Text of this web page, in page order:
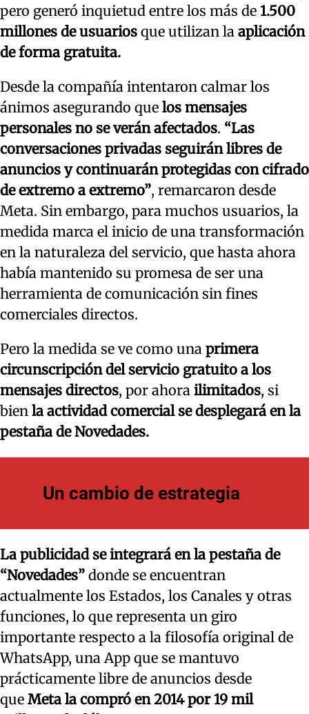
pero generó inquietud entre los más de 1.500
millones de usuarios que utilizan la aplicación
de forma gratuita.
Desde la compañía intentaron calmar los
ánimos asegurando que los mensajes
personales no se verán afectados. “Las
conversaciones privadas seguirán libres de
anuncios y continuarán protegidas con cifrado
de extremo a extremo”, remarcaron desde
Meta. Sin embargo, para muchos usuarios, la
medida marca el inicio de una transformación
en la naturaleza del servicio, que hasta ahora
había mantenido su promesa de ser una
herramienta de comunicación sin fines
comerciales directos.
Pero la medida se ve como una primera
circunscripción del servicio gratuito a los
mensajes directos, por ahora ilimitados, si
bien la actividad comercial se desplegará en la
pestaña de Novedades.
Un cambio de estrategia
La publicidad se integrará en la pestaña de
“Novedades” donde se encuentran
actualmente los Estados, los Canales y otras
funciones, lo que representa un giro
importante respecto a la filosofía original de
WhatsApp, una App que se mantuvo
prácticamente libre de anuncios desde
que Meta la compró en 2014 por 19 mil